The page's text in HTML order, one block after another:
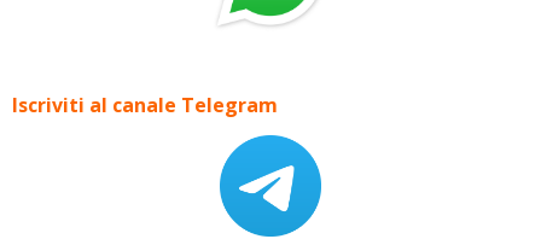
Iscriviti al canale Telegram